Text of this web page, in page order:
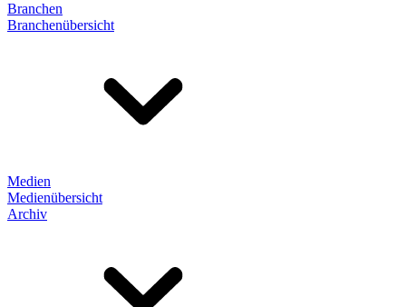
Branchen
Branchenübersicht
Medien
Medienübersicht
Archiv